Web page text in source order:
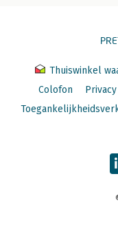
Thuiswinkel
Colofon
Privacy